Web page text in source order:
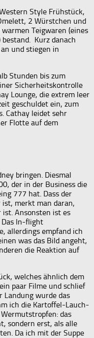
Style Frühstück,
2 Würstchen und
Teigwaren (eines
Kurz danach
und stiegen in
Stunden bis zum
Sicherheitskontrolle
Lounge, die extrem leer
geschuldet ein, zum
Cathay leidet sehr
Flotte auf dem
bringen. Diesmal
der in der Business die
777 hat. Dass der
merkt man daran,
ist. Ansonsten ist es
Das In-flight
allerdings empfand ich
was das Bild angeht,
die Reaktion auf
welches ähnlich dem
paar Filme und schlief
Landung wurde das
ich die Kartoffel-Lauch-
das
sondern erst, als alle
Da ich mit der Suppe